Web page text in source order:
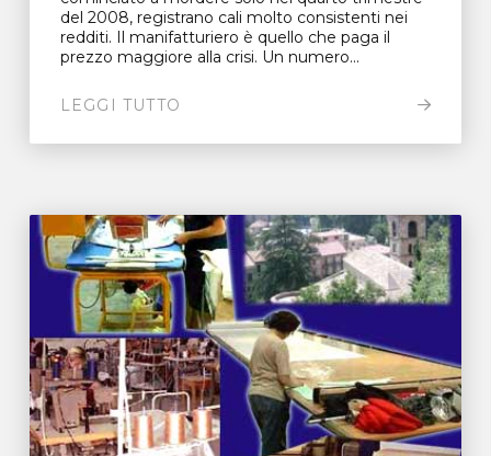
del 2008, registrano cali molto consistenti nei
redditi. Il manifatturiero è quello che paga il
prezzo maggiore alla crisi. Un numero...
LEGGI TUTTO